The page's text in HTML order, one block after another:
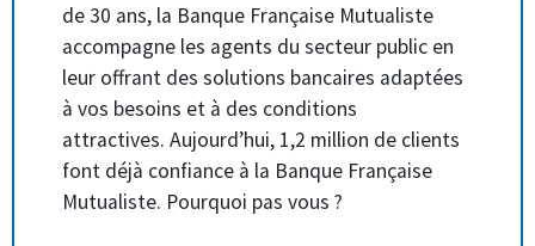
de 30 ans, la Banque Française Mutualiste
accompagne les agents du secteur public en
leur offrant des solutions bancaires adaptées
à vos besoins et à des conditions
attractives. Aujourd’hui, 1,2 million de clients
font déjà confiance à la Banque Française
Mutualiste. Pourquoi pas vous ?